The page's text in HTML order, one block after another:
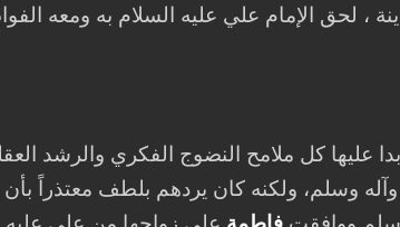
، لحق الإمام علي عليه السلام به ومعه
عليها كل ملامح النضوج الفكري والرشد
وسلم، ولكنه كان يردهم بلطف معتذراً بأن